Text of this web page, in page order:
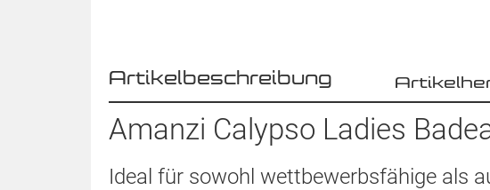
Artikelbeschreibung
Amanzi Calypso Ladies
Ideal für sowohl wettbewerbsfähige als